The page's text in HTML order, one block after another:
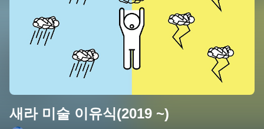
새라 미술 이유식(2019 ~)